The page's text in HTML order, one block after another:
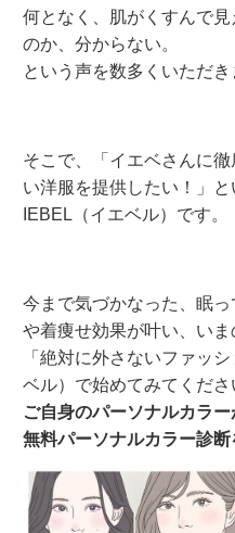
何となく、肌がくすんで
のか、分からない。
という声を数多くいただき
そこで、「イエベさんに
い洋服を提供したい！」
IEBEL（イエベル）です。
今まで気づかなった、眠
や着痩せ効果が叶い、い
「絶対に外さないファッ
ベル）で始めてみてくださ
ご自身のパーソナルカラ
無料パーソナルカラー診